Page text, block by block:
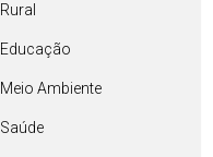
Rural
Educação
Meio Ambiente
Saúde